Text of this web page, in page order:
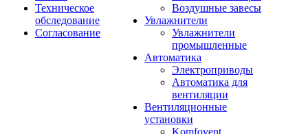
Техническое
обследование
Согласование
Воздушные завесы
Увлажнители
Увлажнители
промышленные
Автоматика
Электроприводы
Автоматика для
вентиляции
Вентиляционные
установки
Komfovent